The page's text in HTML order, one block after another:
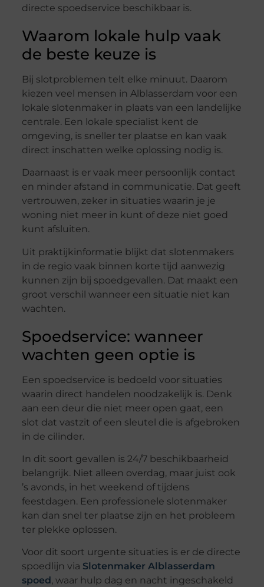
directe spoedservice beschikbaar is.
Waarom lokale hulp vaak
de beste keuze is
Bij slotproblemen telt elke minuut. Daarom
kiezen veel mensen in Alblasserdam voor een
lokale slotenmaker in plaats van een landelijke
centrale. Een lokale specialist kent de
omgeving, is sneller ter plaatse en kan vaak
direct inschatten welke oplossing nodig is.
Daarnaast is er vaak meer persoonlijk contact
en minder afstand in communicatie. Dat geeft
vertrouwen, zeker in situaties waarin je je
woning niet meer in kunt of deze niet goed
kunt afsluiten.
Uit praktijkinformatie blijkt dat slotenmakers
in de regio vaak binnen korte tijd aanwezig
kunnen zijn bij spoedgevallen. Dat maakt een
groot verschil wanneer een situatie niet kan
wachten.
Spoedservice: wanneer
wachten geen optie is
Een spoedservice is bedoeld voor situaties
waarin direct handelen noodzakelijk is. Denk
aan een deur die niet meer open gaat, een
slot dat vastzit of een sleutel die is afgebroken
in de cilinder.
In dit soort gevallen is 24/7 beschikbaarheid
belangrijk. Niet alleen overdag, maar juist ook
’s avonds, in het weekend of tijdens
feestdagen. Een professionele slotenmaker
kan dan snel ter plaatse zijn en het probleem
ter plekke oplossen.
Voor dit soort urgente situaties is er de directe
spoedlijn via Slotenmaker Alblasserdam
spoed , waar hulp dag en nacht ingeschakeld